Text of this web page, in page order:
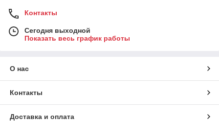
Контакты
Сегодня выходной
Показать весь график работы
О нас
Контакты
Доставка и оплата